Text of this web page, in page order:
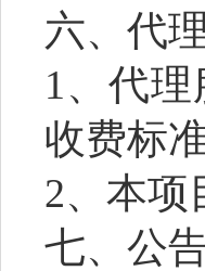
六、代
1、代
收费标
2、本项
七、公